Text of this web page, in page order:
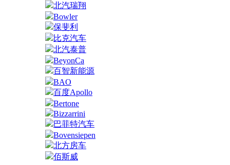
北汽瑞翔
Bowler
保斐利
比克汽车
北汽泰普
BeyonCa
百智新能源
BAO
百度Apollo
Bertone
Bizzarrini
巴菲特汽车
Bovensiepen
北方房车
佰斯威